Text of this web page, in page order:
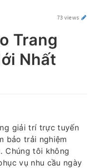
73 views
Trang
Nhất
giải trí trực tuyến
bảo trải nghiệm
Chúng tôi không
vụ nhu cầu ngày